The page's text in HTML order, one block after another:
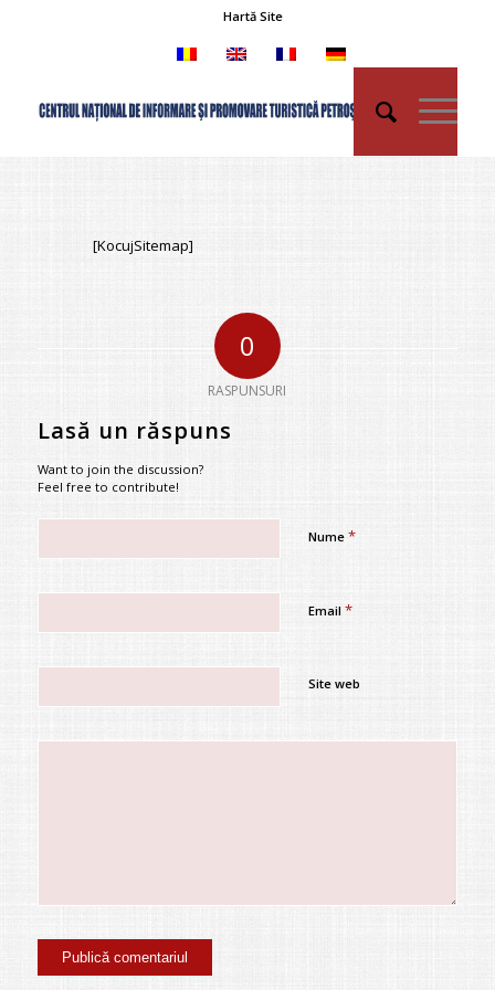
Hartă Site
[KocujSitemap]
0
RASPUNSURI
Lasă un răspuns
Want to join the discussion?
Feel free to contribute!
Nume *
Email *
Site web